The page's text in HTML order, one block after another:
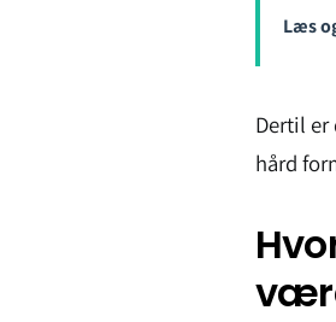
Læs
Dertil
hård